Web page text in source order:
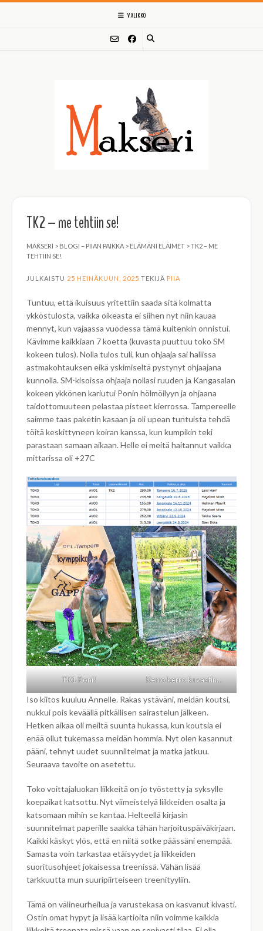
Skip
VALIKKO
TK2 – me tehtiin se!
MAKSERI > BLOGI – PIIAN PAIKKA > ELÄMÄNI ELÄIMET >TK2 – ME
TEHTIIN SE!
JULKAISTU 25 HEINÄKUUN, 2025 TEKIJÄ PIIA
Tuntuu, että ikuisuus yritettiin saada sitä kolmatta
ykköstulosta, vaikka oikeasta ei siihen nyt niin kauaa
mennyt, kun vajaassa vuodessa tämä kuitenkin onnistui.
Kävimme kaikkiaan 7 koetta (kuvasta puuttuu toko SM
kokeen tulos). Nolla tulos tuli, kun ohjaaja sai hallissa
astmakohtauksen eikä yskimiseltä pystynyt ohjaajana
kunnolla. SM-kisoissa ohjaaja nollasi ruuden ja Kangasalan
kokeen ykkönen kariutui Ponin hölmöilyyn ja ohjaana
taidottomuuteen pelastaa pisteet kierrossa. Tampereelle
saimme taas paketin kasaan ja oli upean tuntuista tehdä
töitä keskittyneen koiran kanssa, kun kumpikin teki
parastaan samaan aikaan. Helle ei meitä haitannut vaikka
mittarissa oli +27C
TK1 Poni! Kerro kerro kuvastin…
Iso kiitos kuuluu Annelle. Rakas ystäväni, meidän koutsi,
nukkui pois keväällä pitkällisen sairastelun jälkeen.
Hetken aikaa oli meiltä suunta hukassa, kun koutsia ei
enää ollut tukemassa meidän hommia. Nyt olen kasannut
pääni, tehnyt uudet suunniltelmat ja matka jatkuu.
Seuraava tavoite on asetettu.
Toko voittajaluokan liikkeitä on jo työstetty ja syksylle
koepaikat katsottu. Nyt viimeistelyä liikkeiden osalta ja
katsomaan mihin se kantaa. Helteellä kirjasin
suunnitelmat paperille saakka tähän harjoituspäiväkirjaan.
Kaikki käskyt ylös, että en niitä sotke päässäni enempää.
Samasta voin tarkastaa etäisyydet ja liikkeiden
suoritusohjeet jokaisessa treenissä. Vähän lisää
tarkkuutta mun suuripiirteiseen treenityyliin.
Tämä on välineurheilua ja varustekasa on kasvanut kivasti.
Ostin omat hypyt ja lisää kartioita niin voimme kaikkia